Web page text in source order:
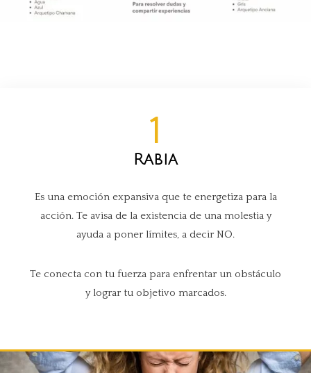
1
Rabia
Es una emoción expansiva que te energetiza para la
acción. Te avisa de la existencia de una molestia y
ayuda a poner límites, a decir NO.
Te conecta con tu fuerza para enfrentar un obstáculo
y lograr tu objetivo marcados.